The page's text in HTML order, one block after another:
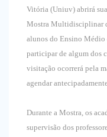
Vitória (Uniuv) abrirá
Mostra Multidisciplinar
alunos do Ensino Médio
participar de algum dos
visitação ocorrerá pela
agendar
Durante a Mostra, os
supervisão dos